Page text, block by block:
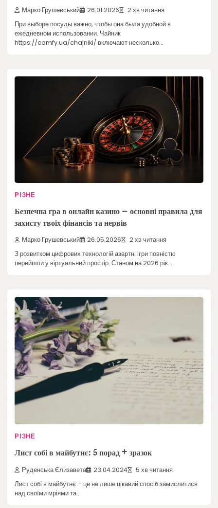
Марко Грушевський 26.01.2026 2 хв читання
При выборе посуды важно, чтобы она была удобной в
ежедневном использовании. Чайник
https://comfy.ua/chajniki/ включают несколько…
РІЗНЕ
Безпечна гра в онлайн казино – основні правила для
захисту твоїх фінансів та нервів
Марко Грушевський 26.05.2026 2 хв читання
З розвитком цифрових технологій азартні ігри повністю
перейшли у віртуальний простір. Станом на 2026 рік…
РІЗНЕ
Лист собі в майбутнє: 5 порад + зразок
Руденська Єлизавета 23.04.2024 5 хв читання
Лист собі в майбутнє – це не лише цікавий спосіб замислитися
над своїми мріями та…